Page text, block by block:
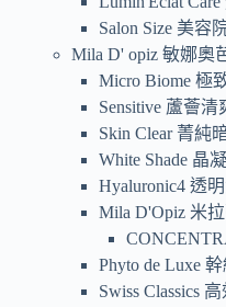
Salon Size 美容
Mila D' opiz 敏娜奧
Micro Biome 極
Sensitive 蘆薈清
Skin Clear 菁純
White Shade 晶
Hyaluronic4 透
Mila D'Opiz 米
Phyto de Luxe
Swiss Classics